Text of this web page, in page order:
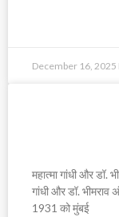
December 16, 2025
महात्मा गांधी और डॉ.
गांधी और डॉ.
1931 को मुंबई